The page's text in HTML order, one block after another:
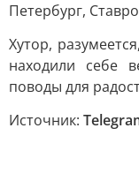
Петербург,
Хутор,
находили себе
поводы для
Источник: